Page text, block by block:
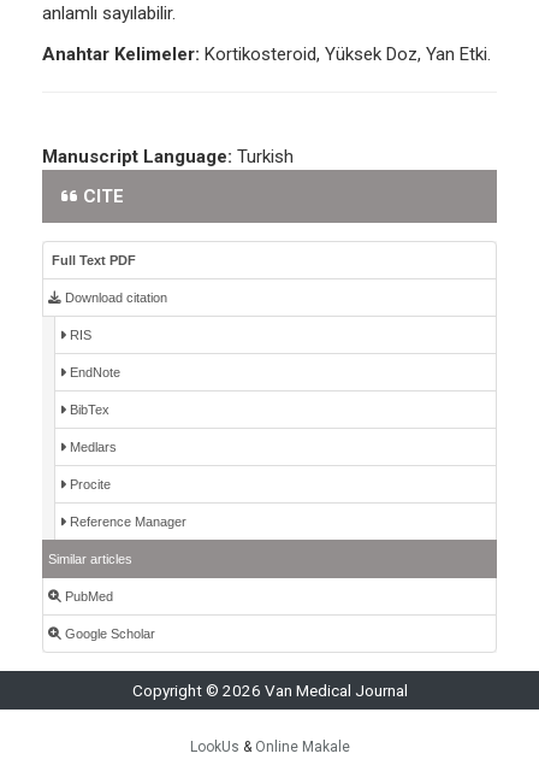
anlamlı sayılabilir.
Anahtar Kelimeler: Kortikosteroid, Yüksek Doz, Yan Etki.
Manuscript Language: Turkish
CITE
Full Text PDF
Download citation
RIS
EndNote
BibTex
Medlars
Procite
Reference Manager
Similar articles
PubMed
Google Scholar
Copyright © 2026 Van Medical Journal
LookUs & Online Makale